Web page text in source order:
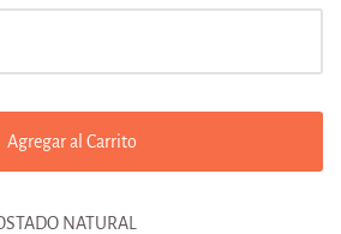
Agregar al Carrito
NATURAL